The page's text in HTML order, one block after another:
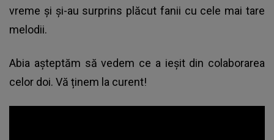
vreme și și-au surprins plăcut fanii cu cele mai tare
melodii.
Abia așteptăm să vedem ce a ieșit din colaborarea
celor doi. Vă ținem la curent!